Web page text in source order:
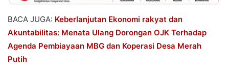
BACA JUGA: Keberlanjutan Ekonomi rakyat dan
Akuntabilitas: Menata Ulang Dorongan OJK Terhadap
Agenda Pembiayaan MBG dan Koperasi Desa Merah
Putih